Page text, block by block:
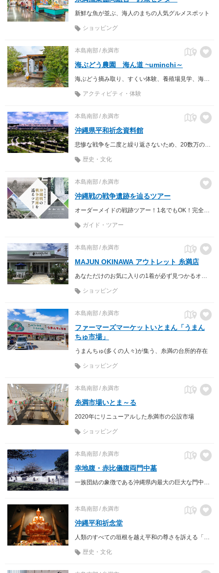
新鮮な魚が並ぶ、海人のまちの人気グルメスポット
ショッピング
本島南部 糸満市
海ぶどう農園 海ん道 ~uminchi～
海ぶどう摘み取り、すくい体験、養殖場見学、海ぶどう直売所、海ぶどう全国発送、海ぶどうソフトクリーム
アクティビティ・体験
本島南部 糸満市
沖縄県平和祈念資料館
悲惨な戦争を二度と繰り返さないため、20数万の尊い人命を奪い去った沖縄戦の歴史的教訓を学ぶ資料館
歴史・文化
本島南部 糸満市
沖縄戦の戦争遺跡を辿るツアー
ガイド・ツアー
本島南部 糸満市
MAJUN OKINAWA アウトレット 糸満店
ショッピング
本島南部 糸満市
ファーマーズマーケットいとまん「うまん
ちゅ市場」
うまんちゅ(多くの人々)が集う、糸満の台所的存在
ショッピング
本島南部 糸満市
糸満市場いとま～る
2020年にリニューアルした糸満市の公設市場
ショッピング
本島南部 糸満市
幸地腹・赤比儀腹両門中墓
本島南部 糸満市
沖縄平和祈念堂
歴史・文化